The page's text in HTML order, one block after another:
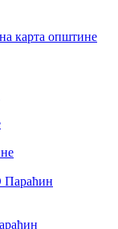
карта општине
Параћин